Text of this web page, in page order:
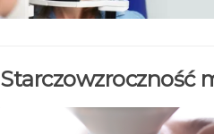
Starczowzroczność